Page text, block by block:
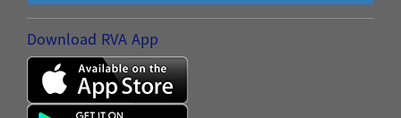
Download RVA App